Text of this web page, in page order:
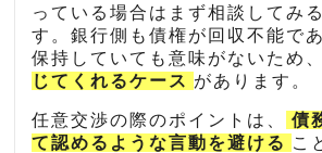
っている場合はまず相談してみ
す。銀行側も債権が回収不能で
保持していても意味がないため、
じてくれるケース があります。
任意交渉の際のポイントは、
債
て認めるような言動を避ける こ